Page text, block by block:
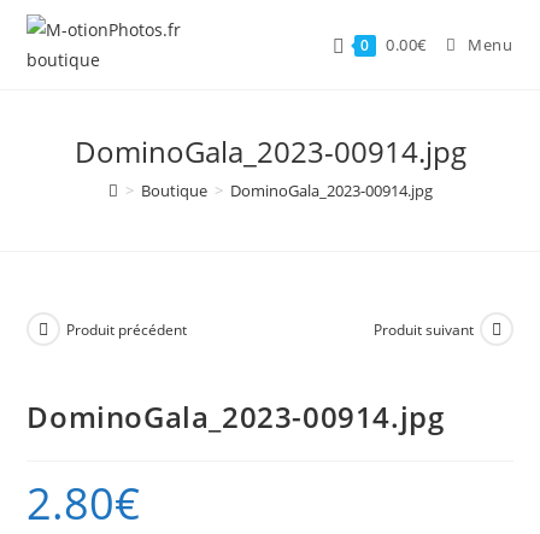
Skip
content
0 0.00€ Menu
DominoGala_2023-00914.jpg
> Boutique > DominoGala_2023-00914.jpg
Produit précédent Produit suivant
DominoGala_2023-00914.jpg
2.80€